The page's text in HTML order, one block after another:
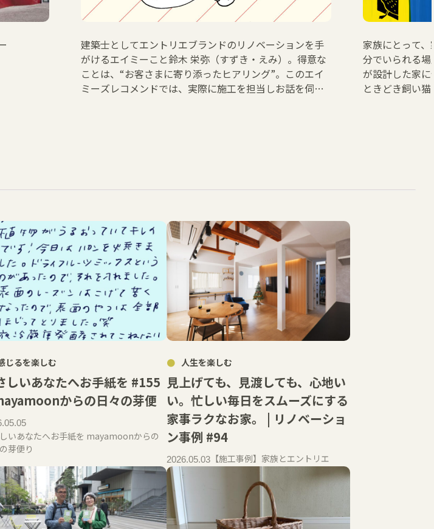
建築士としてエントリエブランドのリノベーションを手
がけるエイミーこと鈴木 栄弥（すずき・えみ）。得意な
ことは、“お客さまに寄り添ったヒアリング”。このエイ
ミーズレコメンドでは、実際に施工を担当しお話を伺っ
家族にとって
分でいられる
が設計した家
ときどき飼い
じるを楽しむ
しいあなたへお手紙を #155
からの日々の芽便
いあなたへお手紙を mayamoonからの
芽便り
人生を楽しむ
見上げても、見渡しても、心地い
い。忙しい毎日をスムーズにする
家事ラクなお家。 | リノベーショ
ン事例 #94
2026.05.03【施工事例】家族とエントリエ